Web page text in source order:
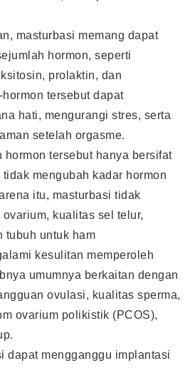
masturbasi memang dapat
hormon, seperti
prolaktin, dan
tersebut dapat
hati, mengurangi stres, serta
setelah orgasme.
hormon tersebut hanya bersifat
mengubah kadar hormon
itu, masturbasi tidak
kualitas sel telur,
tubuh untuk ham
kesulitan memperoleh
umumnya berkaitan dengan
ovulasi, kualitas sperma,
ovarium polikistik (PCOS),
dapat mengganggu implantasi